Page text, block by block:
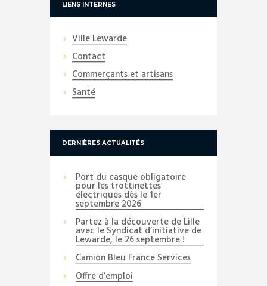
LIENS INTERNES
Ville Lewarde
Contact
Commerçants et artisans
Santé
DERNIÈRES ACTUALITÉS
Port du casque obligatoire
pour les trottinettes
électriques dès le 1er
septembre 2026
Partez à la découverte de Lille
avec le Syndicat d’initiative de
Lewarde, le 26 septembre !
Camion Bleu France Services
Offre d’emploi